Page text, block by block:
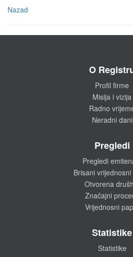
Nazad
O
Profil firme
Misija i vizija
Radno
Neradni dani
Pregledi
Pregledi
Brisani
Otvorena
Značajni
Vrijednosni
Statistike
Statistike